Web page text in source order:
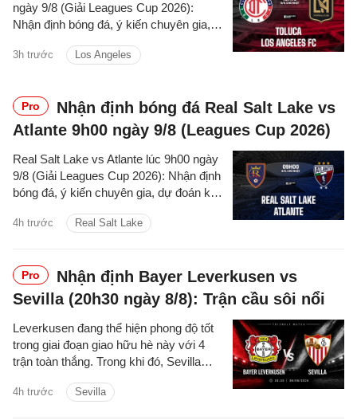
3h trước Los Angeles
ngày 9/8 (Giải Leagues Cup 2026):
Nhận định bóng đá, ý kiến chuyên gia,
trận đấu.
Pro
Nhận định bóng đá Real Salt Lake vs
Atlante 9h00 ngày 9/8 (Leagues Cup 2026)
4h trước Real Salt Lake
Real Salt Lake vs Atlante lúc 9h00 ngày
9/8 (Giải Leagues Cup 2026): Nhận định
bóng đá, ý kiến chuyên gia, dự đoán kết
Pro
Nhận định Bayer Leverkusen vs
Sevilla (20h30 ngày 8/8): Trận cầu sôi nổi
4h trước Sevilla
Leverkusen đang thể hiện phong độ tốt
trong giai đoạn giao hữu hè này với 4
trận toàn thắng. Trong khi đó, Sevilla
gần đây.